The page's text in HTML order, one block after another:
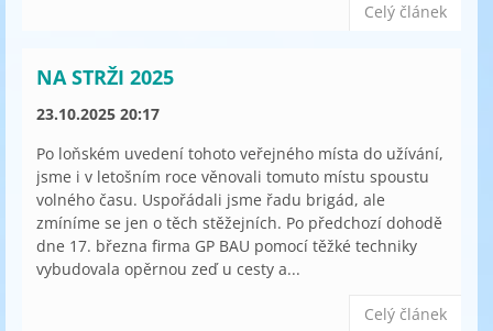
Celý článek
NA STRŽI 2025
23.10.2025 20:17
Po loňském uvedení tohoto veřejného místa do užívání,
jsme i v letošním roce věnovali tomuto místu spoustu
volného času. Uspořádali jsme řadu brigád, ale
zmíníme se jen o těch stěžejních. Po předchozí dohodě
dne 17. března firma GP BAU pomocí těžké techniky
vybudovala opěrnou zeď u cesty a...
Celý článek